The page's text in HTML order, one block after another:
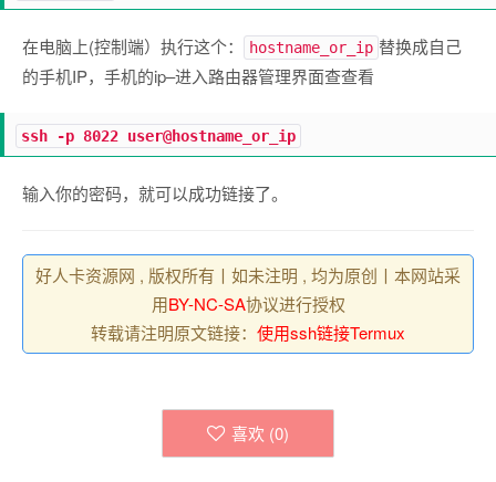
在电脑上(控制端）执行这个： hostname_or_ip 替换成自己
的手机IP，手机的ip–进入路由器管理界面查查看
ssh -p 8022 user@hostname_or_ip
输入你的密码，就可以成功链接了。
好人卡资源网 , 版权所有丨如未注明 , 均为原创丨本网站采
用BY-NC-SA协议进行授权
转载请注明原文链接： 使用ssh链接Termux
喜欢 (0)